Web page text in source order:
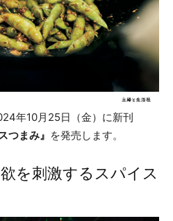
年10月25日（金）に新刊
つまみ』 を発売します。
を刺激するスパイス